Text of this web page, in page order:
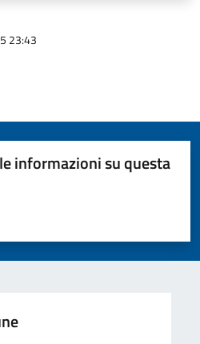
23:43
informazioni su questa
su 5
su 5